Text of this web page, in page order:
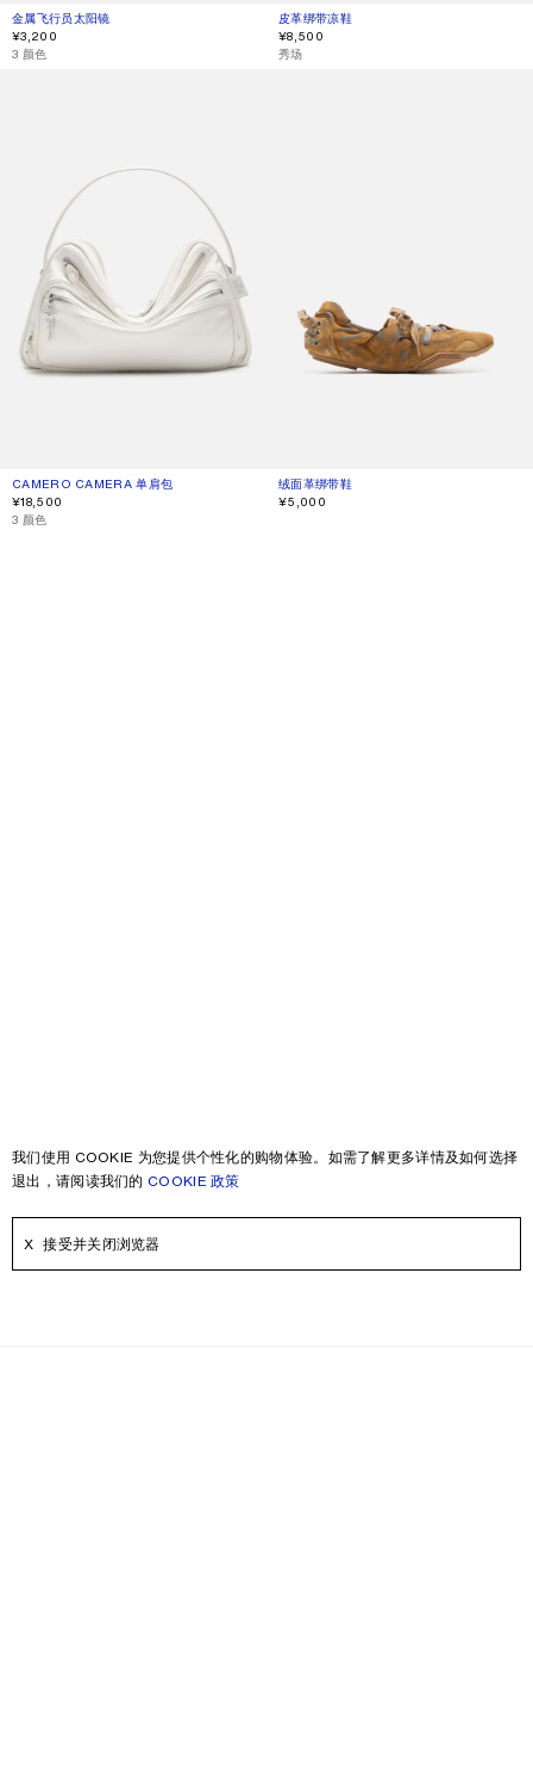
金属飞行员太阳镜
当前颜色： 黑色/黑色
價格：¥3,200。
¥3,200
,3 颜色
皮革绑带凉鞋
当前颜色： 多色棕色
價格：¥8,500。
¥8,500
,秀场
CAMERO CAMERA 单肩包
当前颜色： 乳白色
價格：¥18,500。
¥18,500
,3 颜色
绒面革绑带鞋
当前颜色： 米色/蓝色
價格：¥5,000。
¥5,000
我们使用 COOKIE 为您提供个性化的购物体验。如需了解更多详情及如何选择
退出，请阅读我们的COOKIE 政策
接受并关闭浏览器